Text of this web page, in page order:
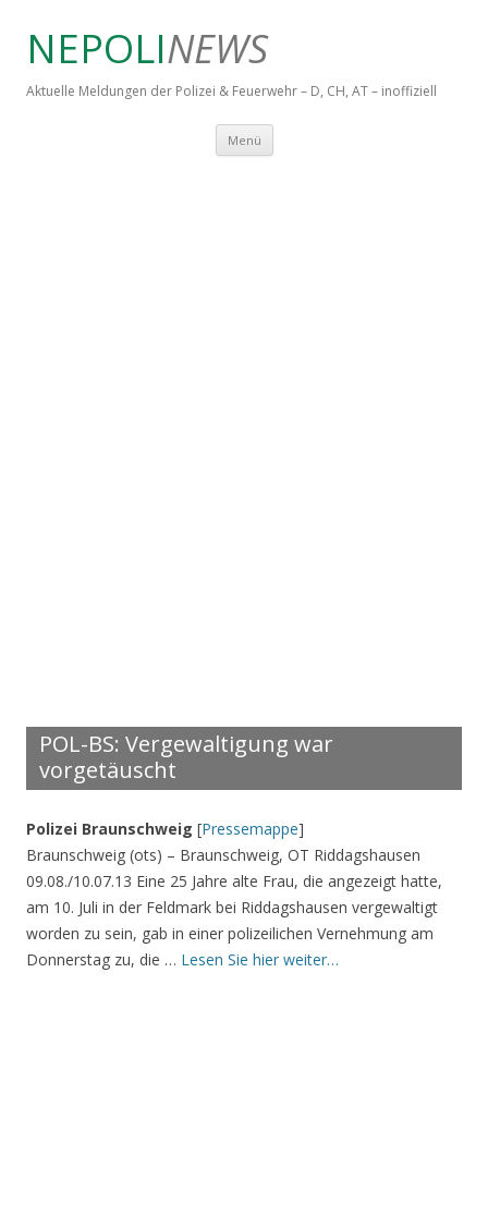
NEPOLINEWS
Aktuelle Meldungen der Polizei & Feuerwehr – D, CH, AT – inoffiziell
Menü Springe zum Inhalt
POL-BS: Vergewaltigung war
vorgetäuscht
Polizei Braunschweig [Pressemappe]
Braunschweig (ots) – Braunschweig, OT Riddagshausen
09.08./10.07.13 Eine 25 Jahre alte Frau, die angezeigt hatte,
am 10. Juli in der Feldmark bei Riddagshausen vergewaltigt
worden zu sein, gab in einer polizeilichen Vernehmung am
Donnerstag zu, die … Lesen Sie hier weiter…